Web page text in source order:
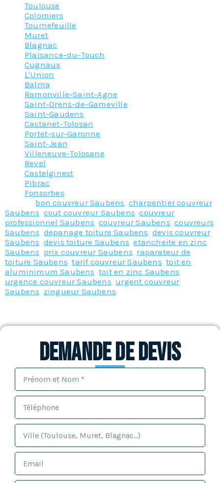
Toulouse
Colomiers
Tournefeuille
Muret
Blagnac
Plaisance-du-Touch
Cugnaux
L'Union
Balma
Ramonville-Saint-Agne
Saint-Orens-de-Gameville
Saint-Gaudens
Castanet-Tolosan
Portet-sur-Garonne
Saint-Jean
Villeneuve-Tolosane
Revel
Castelginest
Pibrac
Fonsorbes
bon couvreur Saubens charpentier couvreur
Saubens cout couvreur Saubens ,couvreur
professionnel Saubens couvreur Saubens ,couvreurs
Saubens depanage toiture Saubens ,devis couvreur
Saubens devis toiture Saubens ,etancheite en zinc
Saubens prix couvreur Saubens raparateur de
toiture Saubens ,tarif couvreur Saubens ,toit en
aluminimum Saubens ,toit en zinc Saubens
urgence couvreur Saubens urgent couvreur
Saubens zingueur Saubens
Demande de devis